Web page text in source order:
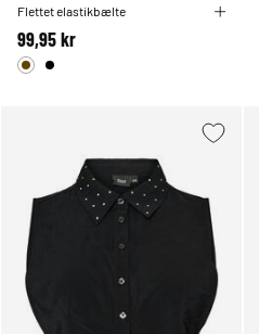
Flettet elastikbælte
99,95 kr